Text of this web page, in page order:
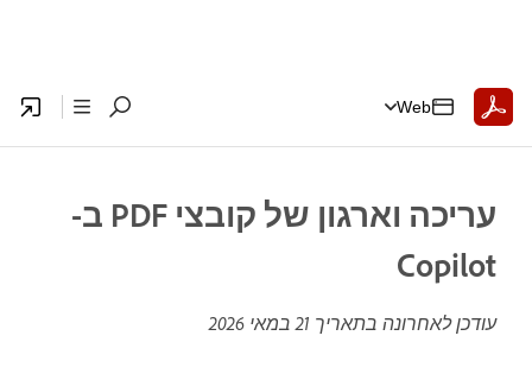
Web
עריכה וארגון של קובצי PDF ב-
Copilot
עודכן לאחרונה בתאריך 21 במאי 2026